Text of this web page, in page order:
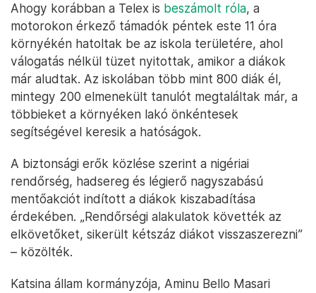
Ahogy korábban a Telex is beszámolt róla, a
motorokon érkező támadók péntek este 11 óra
környékén hatoltak be az iskola területére, ahol
válogatás nélkül tüzet nyitottak, amikor a diákok
már aludtak. Az iskolában több mint 800 diák él,
mintegy 200 elmenekült tanulót megtaláltak már, a
többieket a környéken lakó önkéntesek
segítségével keresik a hatóságok.
A biztonsági erők közlése szerint a nigériai
rendőrség, hadsereg és légierő nagyszabású
mentőakciót indított a diákok kiszabadítása
érdekében. „Rendőrségi alakulatok követték az
elkövetőket, sikerült kétszáz diákot visszaszerezni”
– közölték.
Katsina állam kormányzója, Aminu Bello Masari